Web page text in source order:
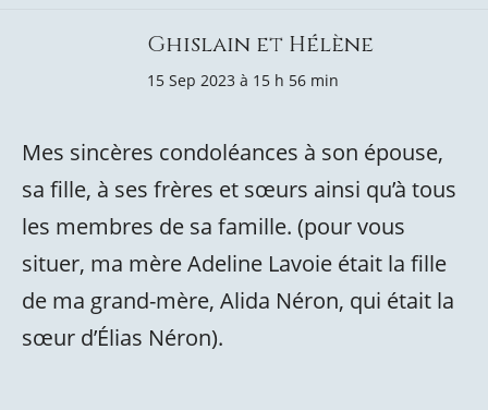
Ghislain et Hélène
15 Sep 2023 à 15 h 56 min
Mes sincères condoléances à son épouse,
sa fille, à ses frères et sœurs ainsi qu’à tous
les membres de sa famille. (pour vous
situer, ma mère Adeline Lavoie était la fille
de ma grand-mère, Alida Néron, qui était la
sœur d’Élias Néron).